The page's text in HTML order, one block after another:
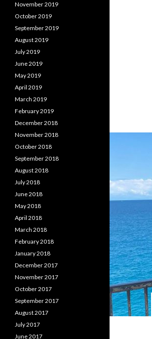
November 2019
October 2019
September 2019
August 2019
July 2019
June 2019
May 2019
April 2019
March 2019
February 2019
December 2018
November 2018
October 2018
September 2018
August 2018
July 2018
June 2018
May 2018
April 2018
March 2018
February 2018
January 2018
December 2017
November 2017
October 2017
September 2017
August 2017
July 2017
June 2017